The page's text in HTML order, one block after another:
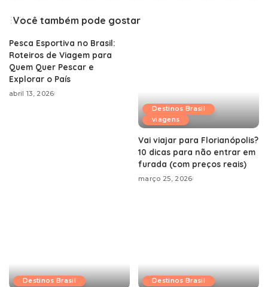
Você também pode gostar
Pesca Esportiva no Brasil:
Roteiros de Viagem para
Quem Quer Pescar e
Explorar o País
abril 13, 2026
Destinos Brasil
viagens
Vai viajar para Florianópolis?
10 dicas para não entrar em
furada (com preços reais)
março 25, 2026
Destinos Brasil Destinos Brasil